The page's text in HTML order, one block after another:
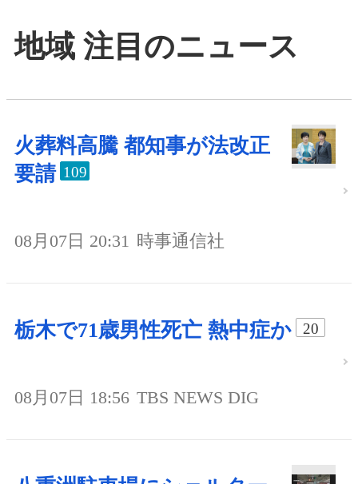
地域 注目のニュース
火葬料高騰 都知事が法改正
要請 109
08月07日 20:31 時事通信社
栃木で71歳男性死亡 熱中症か 20
08月07日 18:56 TBS NEWS DIG